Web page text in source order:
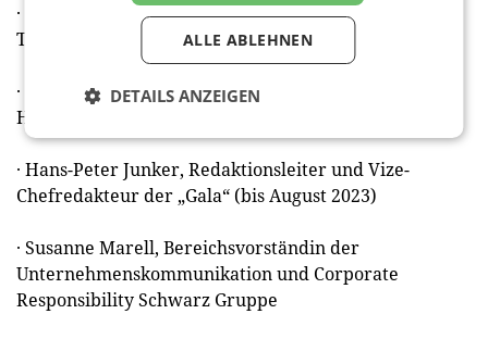
· Pia Hilbrich, Partnerships Manager DACH Danone;
Top #30u30 by PR Report
· Silva Imken, Leitung Marketing & Vertrieb Dr.
Hauschka
· Hans-Peter Junker, Redaktionsleiter und Vize-
Chefredakteur der „Gala“ (bis August 2023)
· Susanne Marell, Bereichsvorständin der
Unternehmenskommunikation und Corporate
Responsibility Schwarz Gruppe
ALLE ABLEHNEN
DETAILS ANZEIGEN